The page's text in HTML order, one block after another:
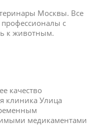
Москвы. Все
с
к животным.
качество
клиника Улица
медикаментами